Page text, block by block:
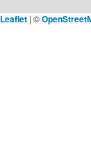
Leaflet | ©